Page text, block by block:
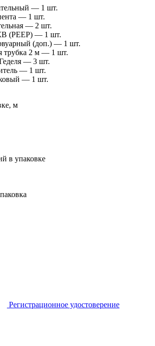
— 1 шт.
— 1 шт.
— 2 шт.
(PEEP) — 1 шт.
(доп.) — 1 шт.
трубка 2 м — 1 шт.
— 3 шт.
— 1 шт.
— 1 шт.
м
в упаковке
Регистрационное удостоверение